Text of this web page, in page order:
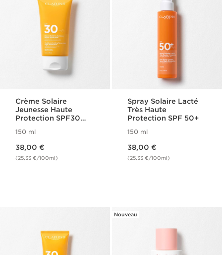
Crème Solaire
Jeunesse Haute
Protection SPF30
150 ml
38,00 €
(25,33 €/100ml)
Spray Solaire Lacté
Très Haute
Protection SPF 50+
150 ml
38,00 €
(25,33 €/100ml)
Nouveau